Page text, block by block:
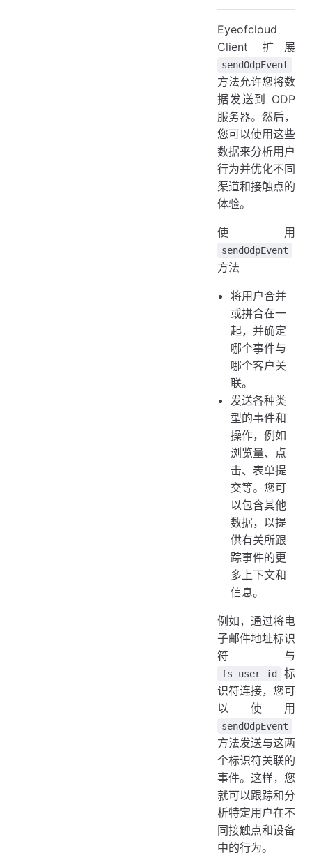
Eyeofcloud
Client 扩展
sendOdpEvent
方法允许您将数
据发送到 ODP
服务器。然后，
您可以使用这些
数据来分析用户
行为并优化不同
渠道和接触点的
体验。
使用
sendOdpEvent
方法
将用户合并
或拼合在一
起，并确定
哪个事件与
哪个客户关
联。
发送各种类
型的事件和
操作，例如
浏览量、点
击、表单提
交等。您可
以包含其他
数据，以提
供有关所跟
踪事件的更
多上下文和
信息。
例如，通过将电
子邮件地址标识
符与
fs_user_id
标
识符连接，您可
以使用
sendOdpEvent
方法发送与这两
个标识符关联的
事件。这样，您
就可以跟踪和分
析特定用户在不
同接触点和设备
中的行为。